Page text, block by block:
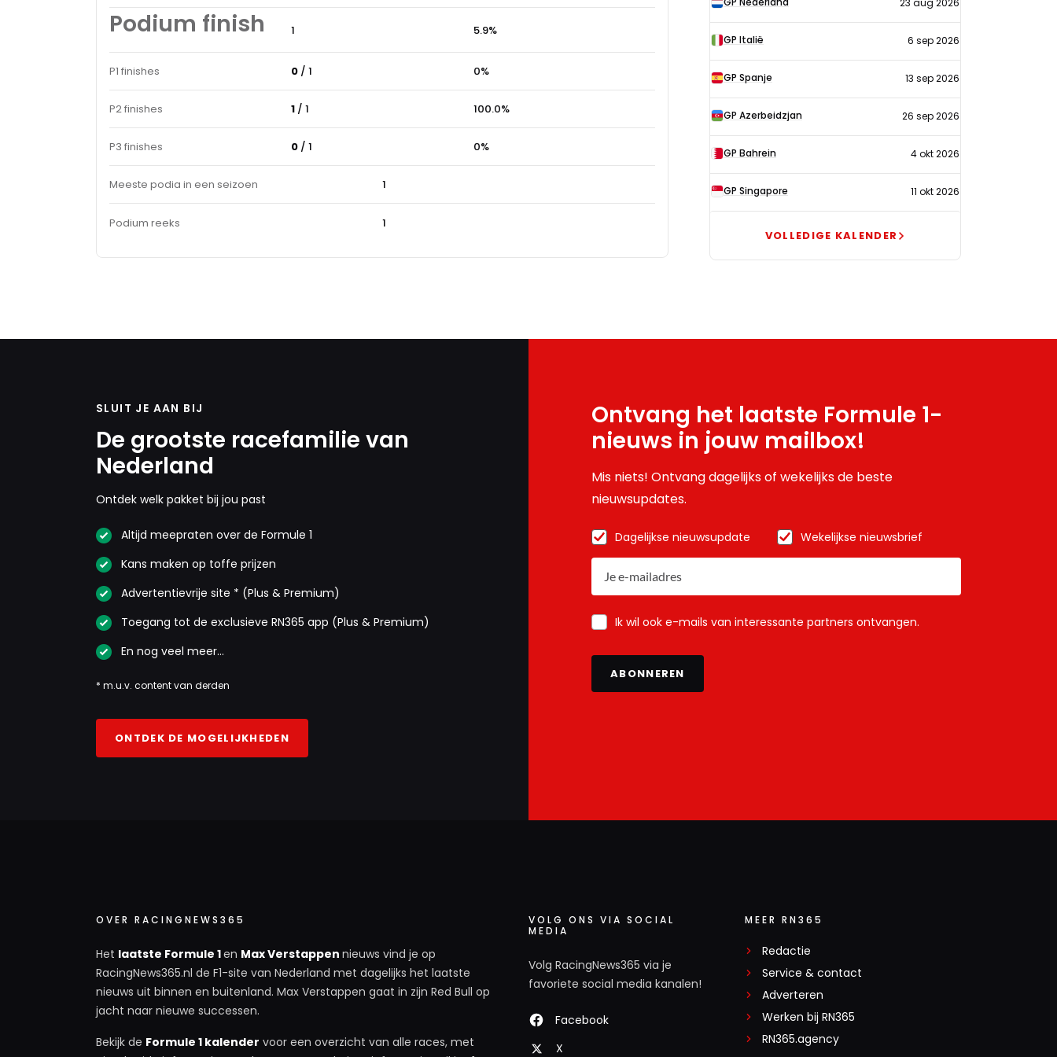
Podium finish 1 5.9%
P1 finishes 0 / 1 0%
P2 finishes 1 / 1 100.0%
P3 finishes 0 / 1 0%
Meeste podia in een seizoen 1
Podium reeks 1
2026
23 aug 2026
GP Italië 6 sep 2026
GP Spanje 13 sep 2026
GP Azerbeidzjan 26 sep 2026
GP Bahrein 4 okt 2026
GP Singapore 11 okt 2026
VOLLEDIGE KALENDER
SLUIT JE AAN BIJ
De grootste racefamilie van
Nederland
Ontdek welk pakket bij jou past
Altijd meepraten over de Formule 1
Kans maken op toffe prijzen
Advertentievrije site * (Plus & Premium)
Toegang tot de exclusieve RN365 app (Plus & Premium)
En nog veel meer…
* m.u.v. content van derden
ONTDEK DE MOGELIJKHEDEN
Ontvang het laatste Formule 1-
nieuws in jouw mailbox!
Mis niets! Ontvang dagelijks of wekelijks de beste
nieuwsupdates.
Dagelijkse nieuwsupdate Wekelijkse nieuwsbrief
Ik wil ook e-mails van interessante partners ontvangen.
ABONNEREN
OVER RACINGNEWS365
Het laatste Formule 1en Max Verstappen nieuws vind je op
RacingNews365.nl de F1-site van Nederland met dagelijks het laatste
nieuws uit binnen en buitenland. Max Verstappen gaat in zijn Red Bull op
jacht naar nieuwe successen.
Bekijk de Formule 1 kalender voor een overzicht van alle races, met
VOLG ONS VIA SOCIAL
MEDIA
Volg RacingNews365 via je
favoriete social media kanalen!
Facebook
X
MEER RN365
Redactie
Service & contact
Adverteren
Werken bij RN365
RN365.agency